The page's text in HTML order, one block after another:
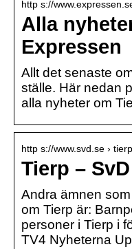
http s://
Alla
Expressen
Allt det senaste
ställe. Här nedan
alla nyheter om
http s://www.svd.se › tierp
Tierp – SvD
Andra ämnen
om Tierp är:
personer i Tierp i
TV4 Nyheterna